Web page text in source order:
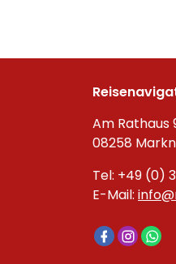
Am Rathaus
08258
Tel: +49 (0)
E-Mail: